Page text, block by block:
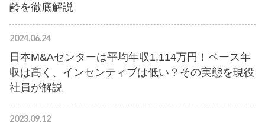
齢を徹底解説
2024.06.24
日本M&Aセンターは平均年収1,114万円！ベース年
収は高く、インセンティブは低い？その実態を現役
社員が解説
2023.09.12